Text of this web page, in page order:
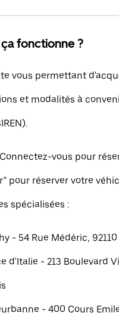
fonctionne ?
vous permettant
et modalités à
vous pour
pour réserver votre
spécialisées :
- 54 Rue Médéric,
d'Italie - 213 Boulevard
- 400 Cours